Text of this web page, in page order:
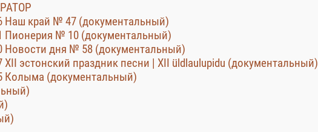
Наш край № 47 (документальный)
Пионерия № 10 (документальный)
Новости дня № 58 (документальный)
XII эстонский праздник песни | XII üldlaulupidu (документальный)
Колыма (документальный)